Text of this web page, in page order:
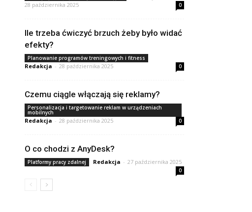
28 października 2025
0
Ile trzeba ćwiczyć brzuch żeby było widać
efekty?
Planowanie programów treningowych i fitness
Redakcja - 28 października 2025 0
Czemu ciągle włączają się reklamy?
Personalizacja i targetowanie reklam w urządzeniach
mobilnych
Redakcja - 28 października 2025 0
O co chodzi z AnyDesk?
Platformy pracy zdalnej Redakcja - 27 października 2025
0